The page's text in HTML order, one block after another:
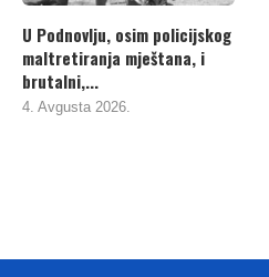
U Podnovlju, osim policijskog
maltretiranja mještana, i
brutalni,...
4. Avgusta 2026.